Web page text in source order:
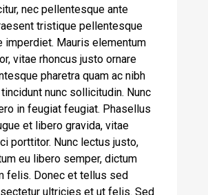
nec pellentesque ante
tristique pellentesque
imperdiet. Mauris elementum
vitae rhoncus justo ornare
pharetra quam ac nibh
nunc sollicitudin. Nunc
in feugiat feugiat. Phasellus
et libero gravida, vitae
porttitor. Nunc lectus justo,
eu libero semper, dictum
felis. Donec et tellus sed
ultricies et ut felis. Sed